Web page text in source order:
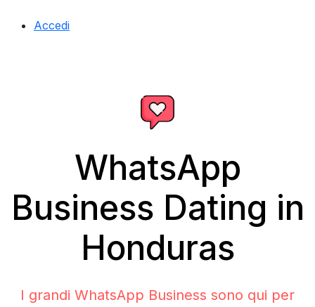
Accedi
WhatsApp
Business Dating in
Honduras
I grandi WhatsApp Business sono qui per